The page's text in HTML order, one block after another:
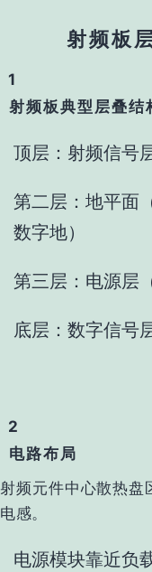
射频板
1
射频板典型层叠结
顶层‌：射频信号
第二层‌：地平面
数字地）
第三层‌：电源层
底层‌：数字信号
2
电路布局
射频元件中心散热盘
电感‌。
电源模块靠近负